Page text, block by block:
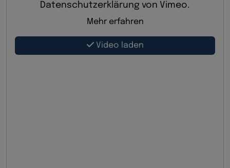
Datenschutzerklärung von Vimeo.
Mehr erfahren
Video laden